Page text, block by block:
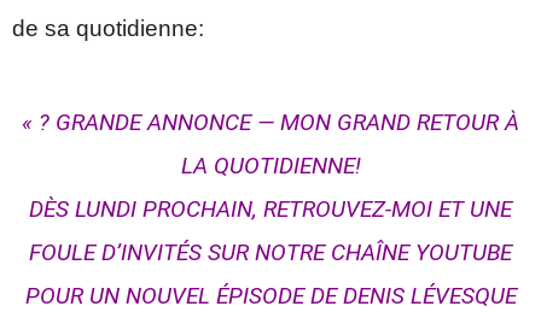
de sa quotidienne:
« ? GRANDE ANNONCE — MON GRAND RETOUR À
LA QUOTIDIENNE!
DÈS LUNDI PROCHAIN, RETROUVEZ-MOI ET UNE
FOULE D’INVITÉS SUR NOTRE CHAÎNE YOUTUBE
POUR UN NOUVEL ÉPISODE DE DENIS LÉVESQUE